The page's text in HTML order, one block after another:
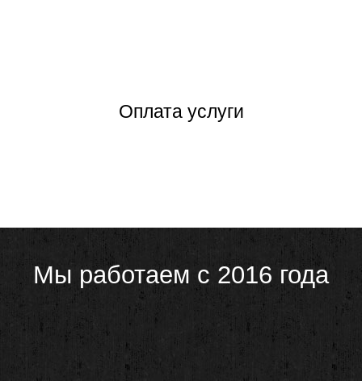
Оплата услуги
Мы работаем с 2016 года